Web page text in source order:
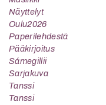
Näyttelyt
Oulu2026
Paperilehdestä
Pääkirjoitus
Sámegillii
Sarjakuva
Tanssi
Tanssi